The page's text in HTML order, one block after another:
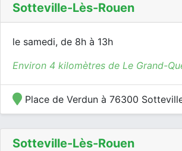
Sotteville-Lès-Rouen
le samedi, de 8h à 13h
Environ 4 kilomètres de Le Grand-
Place de Verdun à 76300
Sotteville-Lès-Rouen